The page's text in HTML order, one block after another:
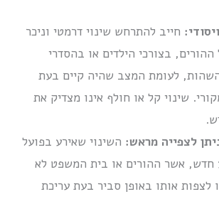
חייב להתרחש שינוי דרמטי וניכר
בצורכי הילדים או בהסדרי
לעומת המצב שהיה קיים בעת
שינוי קל או חולף אינו מצדיק את
לצפייה מראש: השינוי שאירע בפועל
חדש, אשר ההורים או בית המשפט לא
לצפות אותו באופן סביר בעת עריכת